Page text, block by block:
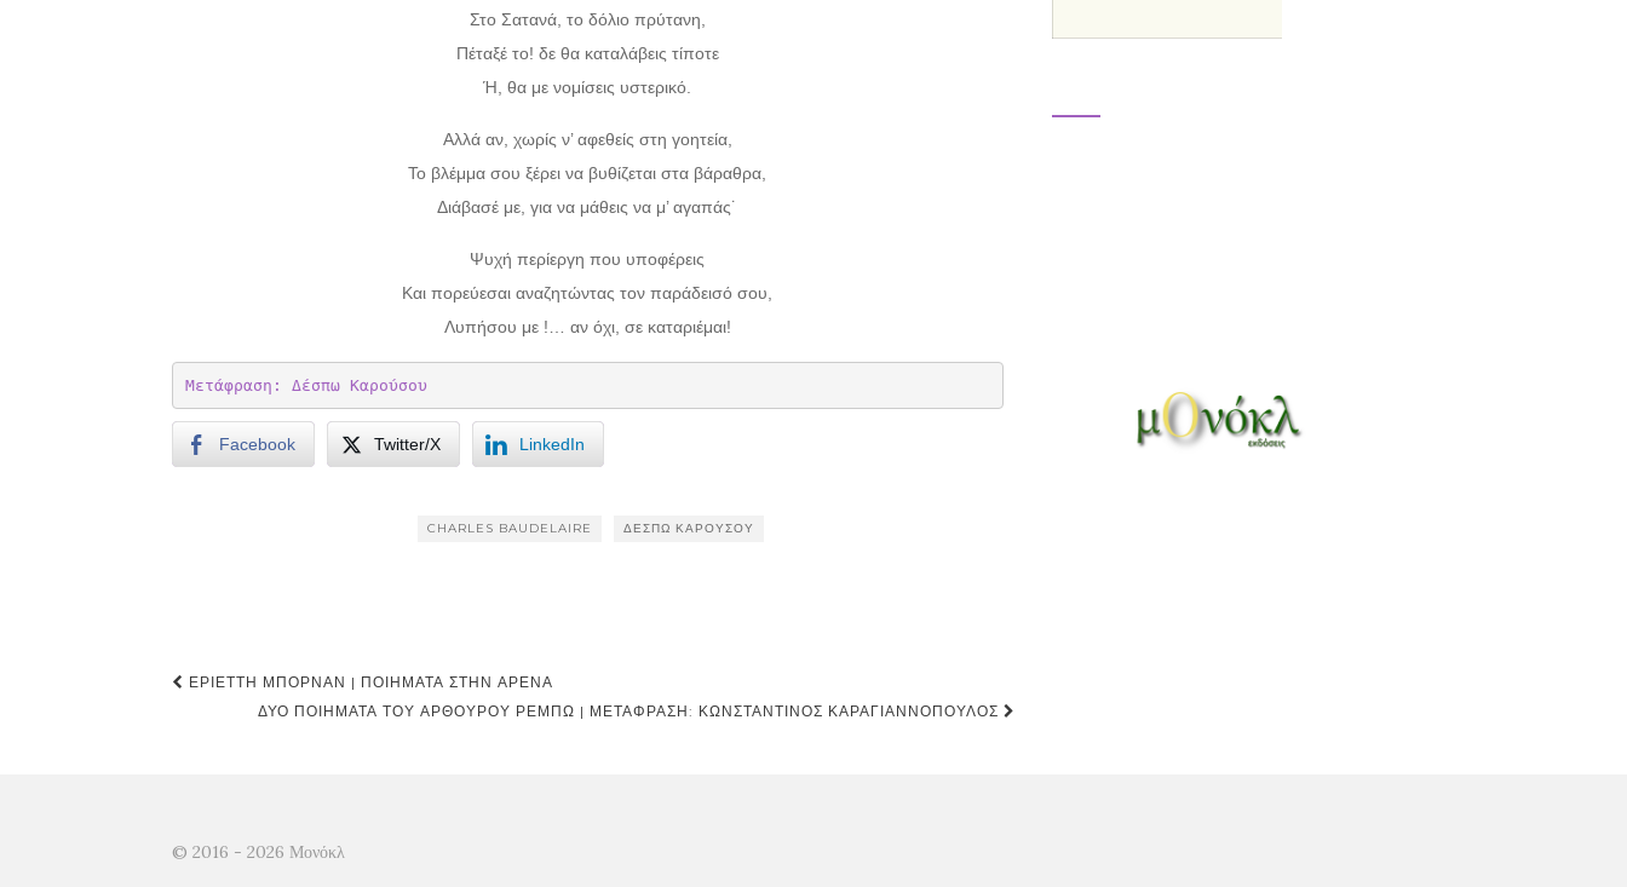
Στο Σατανά, το δόλιο πρύτανη,
Πέταξέ το! δε θα καταλάβεις τίποτε
Ή, θα με νομίσεις υστερικό.
Αλλά αν, χωρίς ν’ αφεθείς στη γοητεία,
Το βλέμμα σου ξέρει να βυθίζεται στα βάραθρα,
Διάβασέ με, για να μάθεις να μ’ αγαπάς˙
Ψυχή περίεργη που υποφέρεις
Και πορεύεσαι αναζητώντας τον παράδεισό σου,
Λυπήσου με !… αν όχι, σε καταριέμαι!
Μετάφραση: Δέσπω Καρούσου
Facebook Twitter/X LinkedIn
CHARLES BAUDELAIRE ΔΈΣΠΩ ΚΑΡΟΎΣΟΥ
Post
navigation
ΕΡΙΈΤΤΗ ΜΠΟΡΝΆΝ | ΠΟΙΉΜΑΤΑ ΣΤΗΝ ΑΡΈΝΑ
ΔΎΟ ΠΟΙΉΜΑΤΑ ΤΟΥ ΑΡΘΟΎΡΟΥ ΡΕΜΠΏ | ΜΕΤΆΦΡΑΣΗ: ΚΩΝΣΤΑΝΤΊΝΟΣ ΚΑΡΑΓΙΑΝΝΌΠΟΥΛΟΣ